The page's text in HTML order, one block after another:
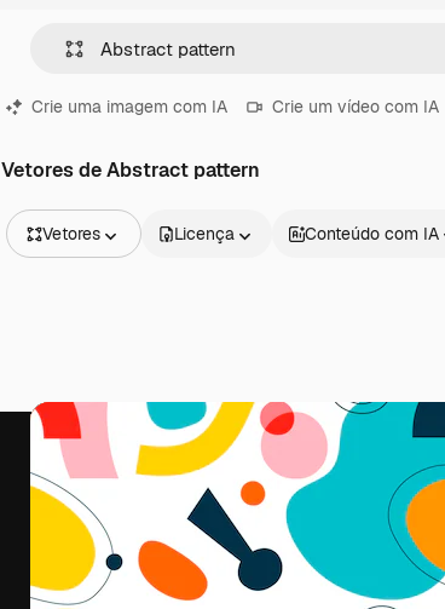
Crie uma imagem com IA Crie um vídeo com IA
Vetores de Abstract pattern
Vetores
Vídeos
Clipes de vídeo
Animações
Modelos de vídeos
Ícones
Modelos 3D
Licença Conteúdo com IA
A plataforma criativa para você direcionar
seu melhor trabalho. Mais de 1 milhão de